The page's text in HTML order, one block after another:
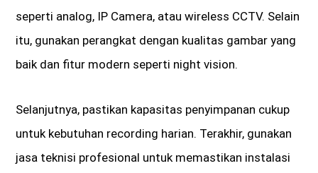
seperti analog, IP Camera, atau wireless CCTV. Selain
itu, gunakan perangkat dengan kualitas gambar yang
baik dan fitur modern seperti night vision.
Selanjutnya, pastikan kapasitas penyimpanan cukup
untuk kebutuhan recording harian. Terakhir, gunakan
jasa teknisi profesional untuk memastikan instalasi